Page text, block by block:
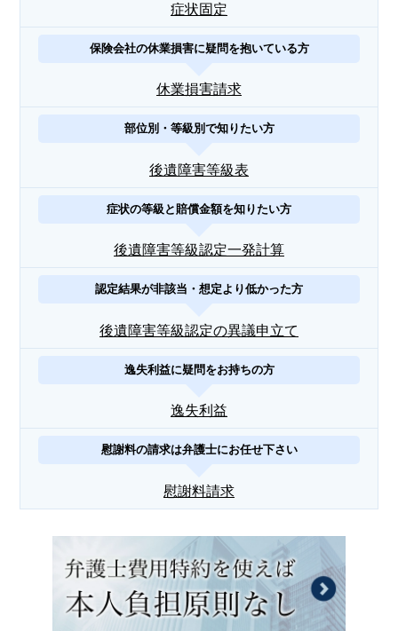
症状固定
保険会社の休業損害に疑問を抱いている方
休業損害請求
部位別・等級別で知りたい方
後遺障害等級表
症状の等級と賠償金額を知りたい方
後遺障害等級認定一発計算
認定結果が非該当・想定より低かった方
後遺障害等級認定の異議申立て
逸失利益に疑問をお持ちの方
逸失利益
慰謝料の請求は弁護士にお任せ下さい
慰謝料請求